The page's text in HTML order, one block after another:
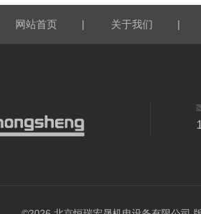
网站首页 | 关于我们 |